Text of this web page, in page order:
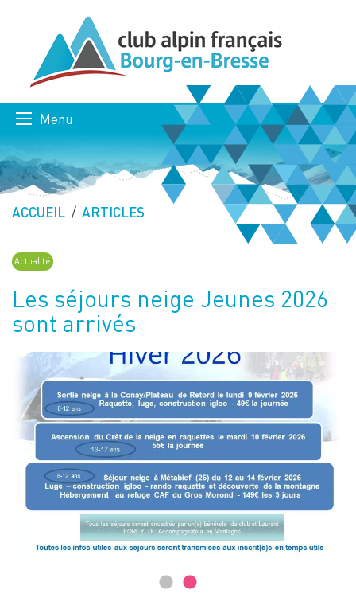
Menu
ACCUEIL ARTICLES
Actualité
Les séjours neige Jeunes 2026
sont arrivés